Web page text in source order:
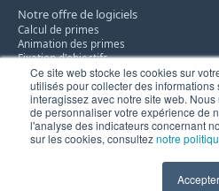
Ce site web stocke les cookies sur
utilisés pour collecter des
interagissez avec notre site web.
de personnaliser votre expérience de
l'analyse des indicateurs concernant
sur les cookies, consulteznotre
Accepter
Notre offre de logiciels
Calcul de primes
Animation des primes
Fixation d'objectifs
Conseil en remises commerciales
Notre savoir-faire
Innovation